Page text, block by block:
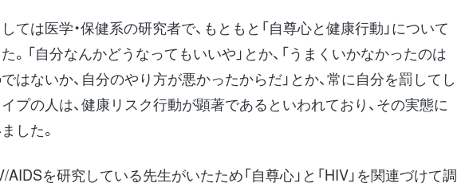
ては医学・保健系の研究者で、もともと「自尊心と健康行動」について
。「自分なんかどうなってもいいや」とか、「うまくいかなかったのは
はないか、自分のやり方が悪かったからだ」とか、常に自分を罰してし
プの人は、健康リスク行動が顕著であるといわれており、その実態に
した。
AIDSを研究している先生がいたため「自尊心」と「HIV」を関連づけて調